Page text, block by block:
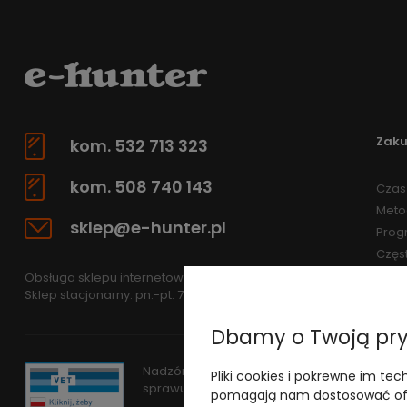
kom. 532 713 323
kom. 508 740 143
sklep@e-hunter.pl
Obsługa sklepu internetowego: pn.-pt 7.30-15.30
Sklep stacjonarny: pn.-pt. 7.30-15.30
Nadzór nad obrotem produktami
sprawuje
Wojewódzki Inspektorat
Dbamy o Twoją
Pliki cookies i pokrewne im
pomagają nam dostosować